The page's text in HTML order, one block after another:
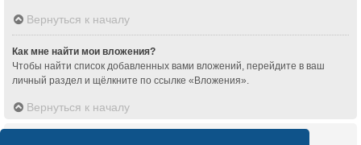
Вернуться к началу
Как мне найти мои вложения?
Чтобы найти список добавленных вами вложений, перейдите в ваш
личный раздел и щёлкните по ссылке «Вложения».
Вернуться к началу